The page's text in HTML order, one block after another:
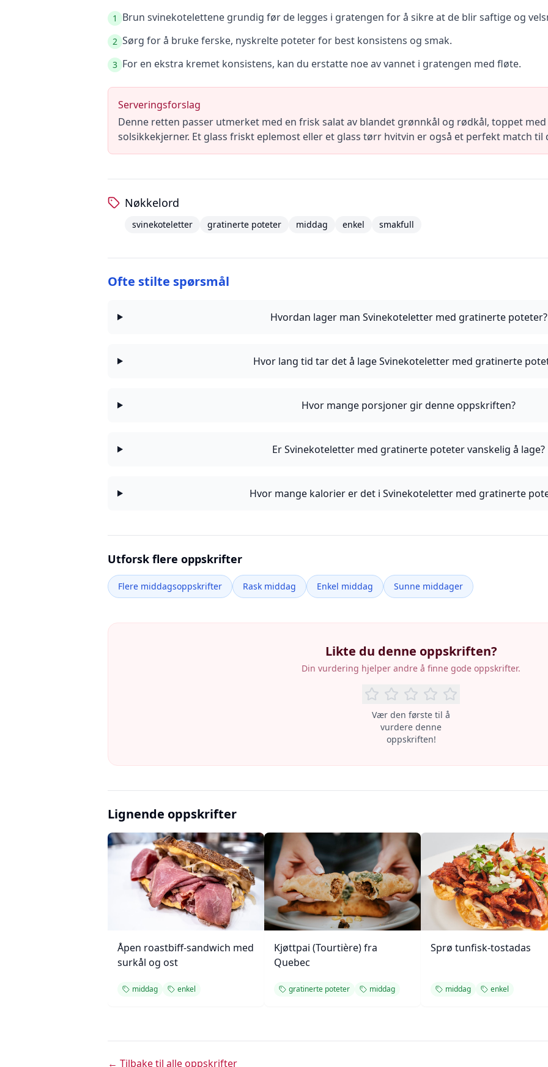
1 Brun svinekotelettene grundig før de legges i gratengen for å sikre at de blir saftige og
2 Sørg for å bruke ferske, nyskrelte poteter for best konsistens og smak.
3 For en ekstra kremet konsistens, kan du erstatte noe av vannet i gratengen med fløte.
Serveringsforslag
Denne retten passer utmerket med en frisk salat av blandet grønnkål og rødkål, toppet
solsikkekjerner. Et glass friskt eplemost eller et glass tørr hvitvin er også et perfekt match til
Nøkkelord
svinekoteletter gratinerte poteter middag enkel smakfull
Ofte stilte spørsmål
Hvordan lager man Svinekoteletter med gratinerte poteter?
Hvor lang tid tar det å lage Svinekoteletter med gratinerte
Hvor mange porsjoner gir denne oppskriften?
Er Svinekoteletter med gratinerte poteter vanskelig å lage?
Hvor mange kalorier er det i Svinekoteletter med gratinerte
Utforsk flere oppskrifter
Flere middagsoppskrifter Rask middag Enkel middag Sunne middager
Likte du denne oppskriften?
Din vurdering hjelper andre å finne gode oppskrifter.
Vær den første til å
vurdere denne
oppskriften!
Lignende oppskrifter
Åpen roastbiff-sandwich med
surkål og ost
middag enkel
Kjøttpai (Tourtière) fra
Quebec
gratinerte poteter middag
Sprø tunfisk-tostadas
middag enkel
← Tilbake til alle oppskrifter